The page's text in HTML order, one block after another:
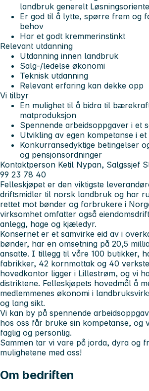
landbruk generelt
Er god til å lytte, spørre frem og
behov
Har et godt kremmerinstinkt
Relevant utdanning
Utdanning innen landbruk
Salg-/ledelse økonomi
Teknisk utdanning
Relevant erfaring kan dekke opp
Vi tilbyr
En mulighet til å bidra til
matproduksjon
Spennende arbeidsoppgaver i et
Utvikling av egen kompetanse i
Konkurransedyktige betingelser
og pensjonsordninger
Kontaktperson Ketil Nypan, Salgssjef
99 23 78 40
Felleskjøpet er den viktigste
driftsmidler til norsk landbruk og har
rettet mot bønder og forbrukere i
virksomhet omfatter også
anlegg, hage og kjæledyr.
Konsernet er et samvirke eid av i
bønder, har en omsetning på 20,5
ansatte. I tillegg til våre 100 butikker,
fabrikker, 42 kornmottak og 40
hovedkontor ligger i Lillestrøm, og vi
distriktene. Felleskjøpets hovedmål å
medlemmenes økonomi i
og lang sikt.
Vi kan by på spennende
hos oss får bruke sin kompetanse, og
faglig og personlig.
Sammen tar vi vare på jorda, dyra og
mulighetene med oss!
Om bedriften